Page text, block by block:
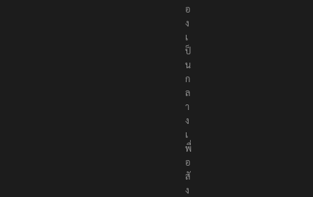
อ
ง
เ
ป็
น
ก
ล
า
ง
เ
พื่
อ
สั
ง